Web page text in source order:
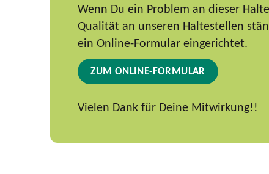
Wenn Du ein Problem an dieser
Qualität an unseren Haltestellen
ein Online-Formular eingerichtet.
ZUM ONLINE-FORMULAR
Vielen Dank für Deine Mitwirkung!!